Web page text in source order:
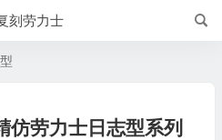
刻劳力士
仿劳力士日志型系列